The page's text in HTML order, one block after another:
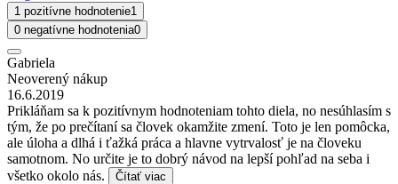
1 pozitívne hodnotenie1
0 negatívne hodnotenia0
Gabriela
Neoverený nákup
16.6.2019
Prikláňam sa k pozitívnym hodnoteniam tohto diela, no nesúhlasím s
tým, že po prečítaní sa človek okamžite zmení. Toto je len pomôcka,
ale úloha a dlhá i ťažká práca a hlavne vytrvalosť je na človeku
samotnom. No určite je to dobrý návod na lepší pohľad na seba i
všetko okolo nás.
Čítať viac